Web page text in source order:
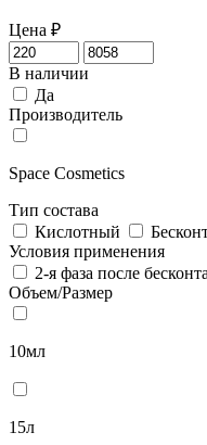
Цена ₽
В наличии
Да
Производитель
Space Cosmetics
Тип состава
Кислотный
Условия применения
2-я фаза после
Объем/Размер
10мл
15л